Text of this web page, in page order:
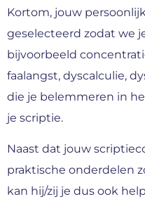
Kortom, jouw
geselecteerd zodat we
bijvoorbeeld
faalangst, dyscalculie,
die je belemmeren in
je scriptie.
Naast dat jouw
praktische onderdelen
kan hij/zij je dus ook